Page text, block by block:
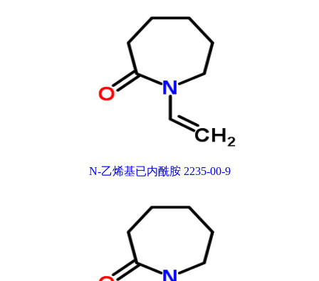
N-乙烯基已内酰胺 2235-00-9